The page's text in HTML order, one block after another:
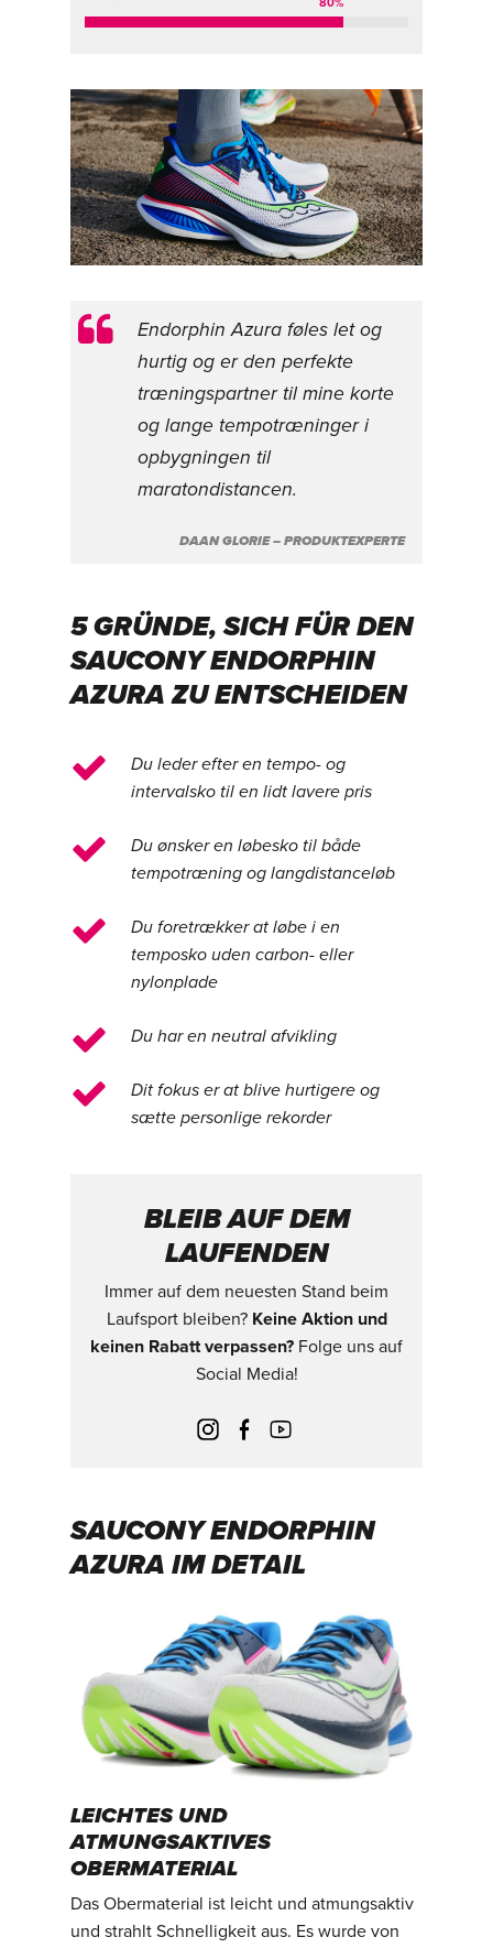
80%
Endorphin Azura føles let og
hurtig og er den perfekte
træningspartner til mine korte
og lange tempotræninger i
opbygningen til
maratondistancen.
DAAN GLORIE – PRODUKTEXPERTE
5 GRÜNDE, SICH FÜR DEN
SAUCONY ENDORPHIN
AZURA ZU ENTSCHEIDEN
Du leder efter en tempo- og
intervalsko til en lidt lavere pris
Du ønsker en løbesko til både
tempotræning og langdistanceløb
Du foretrækker at løbe i en
temposko uden carbon- eller
nylonplade
Du har en neutral afvikling
Dit fokus er at blive hurtigere og
sætte personlige rekorder
BLEIB AUF DEM
LAUFENDEN
Immer auf dem neuesten Stand beim
Laufsport bleiben? Keine Aktion und
keinen Rabatt verpassen? Folge uns auf
Social Media!
SAUCONY ENDORPHIN
AZURA IM DETAIL
LEICHTES UND
ATMUNGSAKTIVES
OBERMATERIAL
Das Obermaterial ist leicht und atmungsaktiv
und strahlt Schnelligkeit aus. Es wurde von